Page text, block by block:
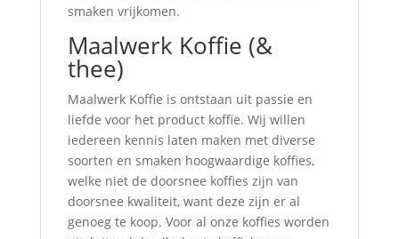
smaken vrijkomen.
Maalwerk Koffie (&
thee)
Maalwerk Koffie is ontstaan uit passie en
liefde voor het product koffie. Wij willen
iedereen kennis laten maken met diverse
soorten en smaken hoogwaardige koffies,
welke niet de doorsnee koffies zijn van
doorsnee kwaliteit, want deze zijn er al
genoeg te koop. Voor al onze koffies worden